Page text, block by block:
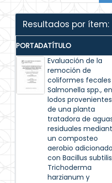
Resultados por ítem:
PORTADATÍTULO
Evaluación de la
remoción de
coliformes
Salmonella spp., en
lodos provenientes
de una planta
tratadora de
residuales
un composteo
aerobio adicionado
con Bacillus
Trichoderma
harzianum y